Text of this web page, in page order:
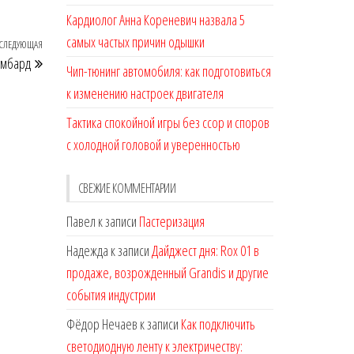
Следующая
запись
СЛЕДУЮЩАЯ
Кардиолог Анна Кореневич назвала 5
самых частых причин одышки
Чип-тюнинг автомобиля: как подготовиться
к изменению настроек двигателя
Тактика спокойной игры без ссор и споров
с холодной головой и уверенностью
СВЕЖИЕ КОММЕНТАРИИ
Павел к записи Пастеризация
Надежда к записиДайджест дня: Rox 01 в
продаже, возрожденный Grandis и другие
события индустрии
Фёдор Нечаев к записи Как подключить
светодиодную ленту к электричеству: